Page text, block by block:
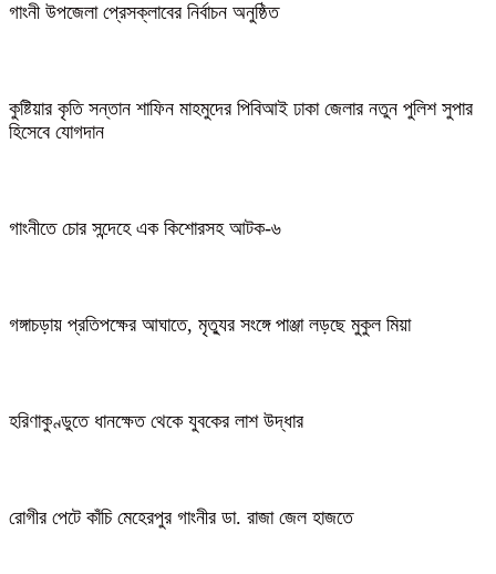
গাংনী উপজেলা প্রেসক্লাবের নির্বাচন অনুষ্ঠিত
কুষ্টিয়ার কৃতি সন্তান শাফিন মাহমুদের পিবিআই ঢাকা জেলার নতুন পুলিশ সুপার
হিসেবে যোগদান
গাংনীতে চোর সন্দেহে এক কিশোরসহ আটক-৬
গঙ্গাচড়ায় প্রতিপক্ষের আঘাতে, মৃত্যুর সংঙ্গে পাঞ্জা লড়ছে মুকুল মিয়া
হরিণাকুণ্ডুতে ধানক্ষেত থেকে যুবকের লাশ উদ্ধার
রোগীর পেটে কাঁচি মেহেরপুর গাংনীর ডা. রাজা জেল হাজতে